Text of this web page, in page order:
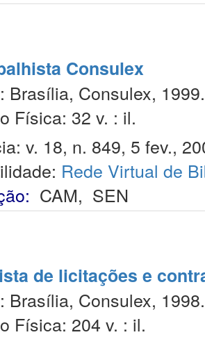
Consulex
Brasília, Consulex, 1999.
Física: 32 v. : il.
v. 18, n. 849, 5 fev.,
Rede Virtual de
CAM, SEN
de licitações e
Brasília, Consulex, 1998.
Física: 204 v. : il.